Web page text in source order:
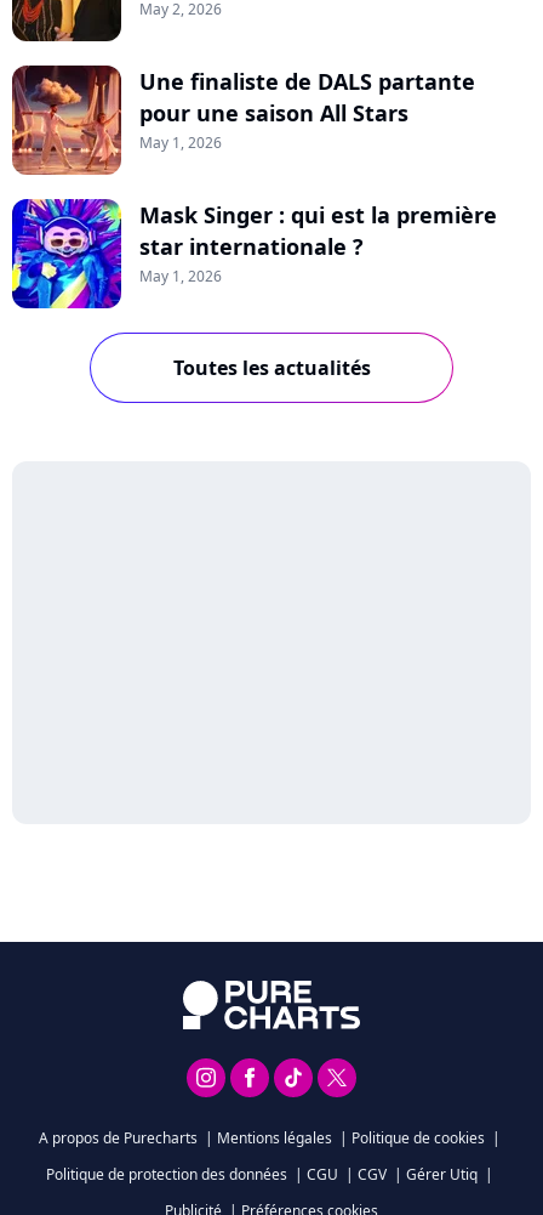
May 2, 2026
Une finaliste de DALS partante
pour une saison All Stars
May 1, 2026
Mask Singer : qui est la première
star internationale ?
May 1, 2026
Toutes les actualités
A propos de Purecharts | Mentions légales | Politique de cookies |
Politique de protection des données | CGU | CGV | Gérer Utiq |
Publicité | Préférences cookies